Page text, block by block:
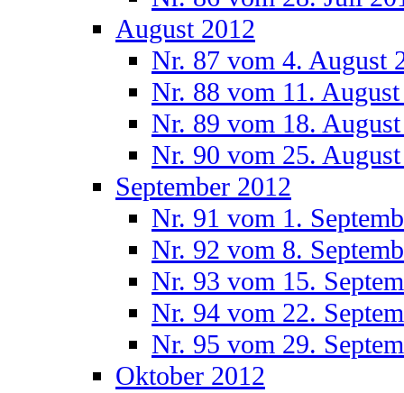
August 2012
Nr. 87 vom 4. August
Nr. 88 vom 11.
Nr. 89 vom 18.
Nr. 90 vom 25.
September 2012
Nr. 91 vom 1.
Nr. 92 vom 8.
Nr. 93 vom 15.
Nr. 94 vom 22.
Nr. 95 vom 29.
Oktober 2012